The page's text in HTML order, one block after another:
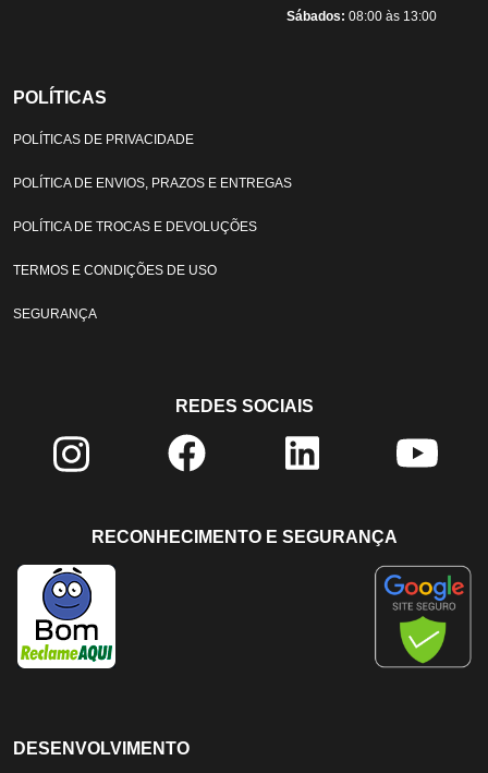
Sábados: 08:00 às 13:00
POLÍTICAS
POLÍTICAS DE PRIVACIDADE
POLÍTICA DE ENVIOS, PRAZOS E ENTREGAS
POLÍTICA DE TROCAS E DEVOLUÇÕES
TERMOS E CONDIÇÕES DE USO
SEGURANÇA
REDES SOCIAIS
RECONHECIMENTO E SEGURANÇA
DESENVOLVIMENTO